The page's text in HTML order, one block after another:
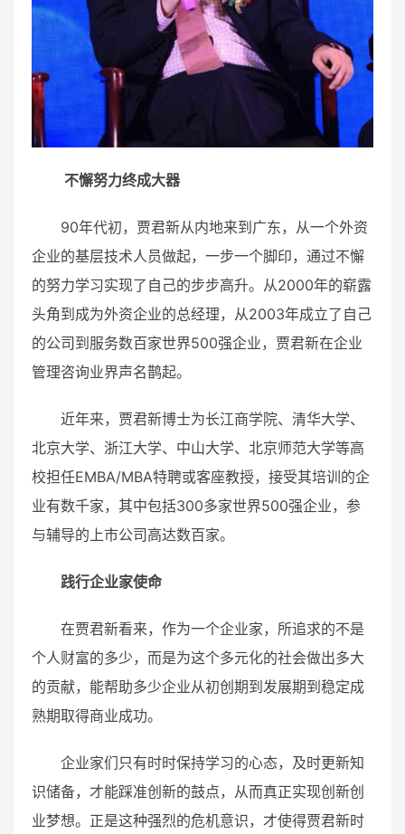
不懈努力终成大器
90年代初，贾君新从内地来到广东，从一个外资
企业的基层技术人员做起，一步一个脚印，通过不懈
的努力学习实现了自己的步步高升。从2000年的崭露
头角到成为外资企业的总经理，从2003年成立了自己
的公司到服务数百家世界500强企业，贾君新在企业
管理咨询业界声名鹊起。
近年来，贾君新博士为长江商学院、清华大学、
北京大学、浙江大学、中山大学、北京师范大学等高
校担任EMBA/MBA特聘或客座教授，接受其培训的企
业有数千家，其中包括300多家世界500强企业，参
与辅导的上市公司高达数百家。
践行企业家使命
在贾君新看来，作为一个企业家，所追求的不是
个人财富的多少，而是为这个多元化的社会做出多大
的贡献，能帮助多少企业从初创期到发展期到稳定成
熟期取得商业成功。
企业家们只有时时保持学习的心态，及时更新知
识储备，才能踩准创新的鼓点，从而真正实现创新创
业梦想。正是这种强烈的危机意识，才使得贾君新时